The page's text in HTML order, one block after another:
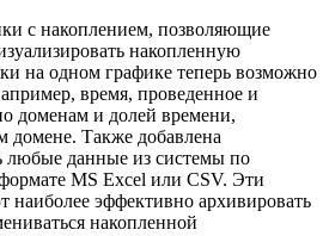
с накоплением, позволяющие
накопленную
на одном графике теперь возможно
время, проведенное и
доменам и долей времени,
домене. Также добавлена
любые данные из системы по
MS Excel или CSV. Эти
наиболее эффективно архивировать
накопленной